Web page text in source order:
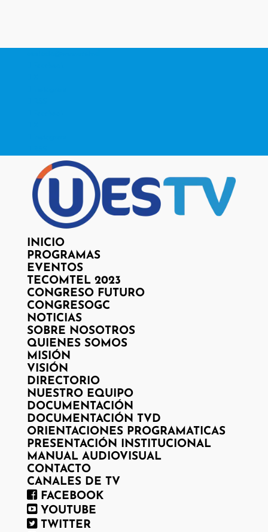
INICIO
PROGRAMAS
EVENTOS
TECOMTEL 2023
CONGRESO FUTURO
CONGRESOGC
NOTICIAS
SOBRE NOSOTROS
QUIENES SOMOS
MISIÓN
VISIÓN
DIRECTORIO
NUESTRO EQUIPO
DOCUMENTACIÓN
DOCUMENTACIÓN TVD
ORIENTACIONES PROGRAMATICAS
PRESENTACIÓN INSTITUCIONAL
MANUAL AUDIOVISUAL
CONTACTO
CANALES DE TV
FACEBOOK
YOUTUBE
TWITTER